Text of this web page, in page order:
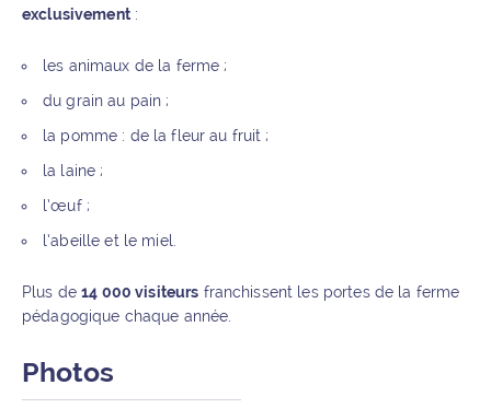
exclusivement:
les animaux de la ferme ;
du grain au pain ;
la pomme : de la fleur au fruit ;
la laine ;
l’œuf ;
l’abeille et le miel.
Plus de14 000 visiteurs franchissent les portes de la ferme
pédagogique chaque année.
Photos